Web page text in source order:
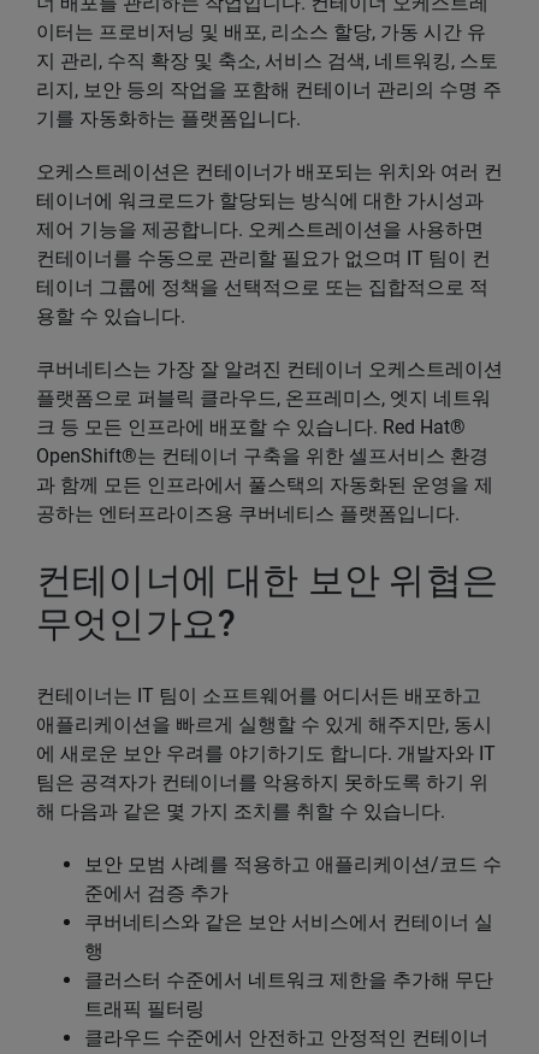
이터는 프로비저닝 및 배포, 리소스 할당, 가동 시간 유
지 관리, 수직 확장 및 축소, 서비스 검색, 네트워킹, 스토
리지, 보안 등의 작업을 포함해 컨테이너 관리의 수명 주
기를 자동화하는 플랫폼입니다.
오케스트레이션은 컨테이너가 배포되는 위치와 여러 컨
테이너에 워크로드가 할당되는 방식에 대한 가시성과
제어 기능을 제공합니다. 오케스트레이션을 사용하면
컨테이너를 수동으로 관리할 필요가 없으며 IT 팀이 컨
테이너 그룹에 정책을 선택적으로 또는 집합적으로 적
용할 수 있습니다.
쿠버네티스는 가장 잘 알려진 컨테이너 오케스트레이션
플랫폼으로 퍼블릭 클라우드, 온프레미스, 엣지 네트워
크 등 모든 인프라에 배포할 수 있습니다. Red Hat®
OpenShift®는 컨테이너 구축을 위한 셀프서비스 환경
과 함께 모든 인프라에서 풀스택의 자동화된 운영을 제
공하는 엔터프라이즈용 쿠버네티스 플랫폼입니다.
컨테이너에 대한 보안 위협은
무엇인가요?
컨테이너는 IT 팀이 소프트웨어를 어디서든 배포하고
애플리케이션을 빠르게 실행할 수 있게 해주지만, 동시
에 새로운 보안 우려를 야기하기도 합니다. 개발자와 IT
팀은 공격자가 컨테이너를 악용하지 못하도록 하기 위
해 다음과 같은 몇 가지 조치를 취할 수 있습니다.
보안 모범 사례를 적용하고 애플리케이션/코드 수
준에서 검증 추가
쿠버네티스와 같은 보안 서비스에서 컨테이너 실
행
클러스터 수준에서 네트워크 제한을 추가해 무단
트래픽 필터링
클라우드 수준에서 안전하고 안정적인 컨테이너